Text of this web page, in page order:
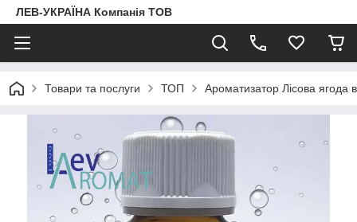
ЛЕВ-УКРАЇНА Компанія ТОВ
Товари та послуги ТОП Ароматизатор Лісова ягода